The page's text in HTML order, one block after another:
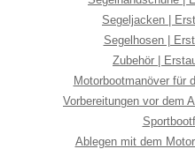
Segeljacken |
Segelhosen |
Zubehör |
Motorbootmanöver für
Vorbereitungen vor dem
Ablegen mit dem